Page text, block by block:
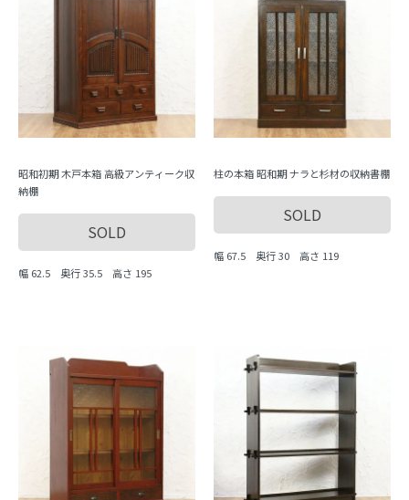
昭和初期 木戸本箱 高級アンティーク収
納棚
SOLD
幅 62.5 奥行 35.5 高さ 195
柱の本箱 昭和期 ナラと杉材の収納書棚
SOLD
幅 67.5 奥行 30 高さ 119